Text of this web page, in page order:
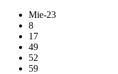
Mie-23
8
17
49
52
59